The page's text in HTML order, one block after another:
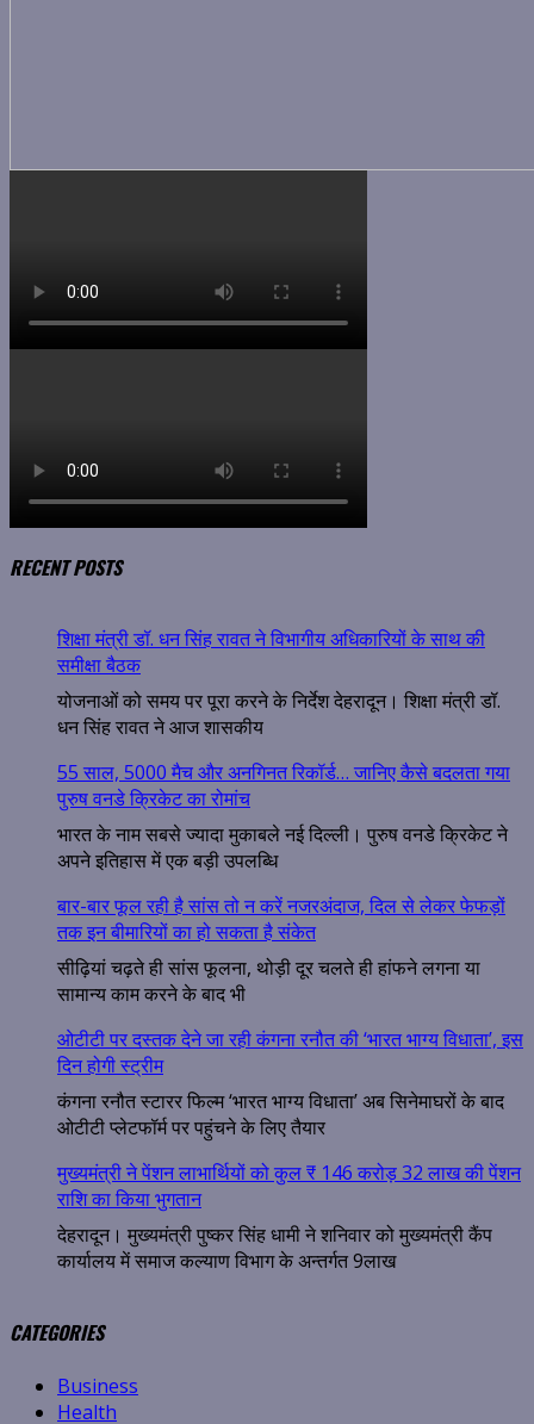
RECENT POSTS
शिक्षा मंत्री डॉ. धन सिंह रावत ने विभागीय अधिकारियों के साथ की
समीक्षा बैठक
योजनाओं को समय पर पूरा करने के निर्देश देहरादून। शिक्षा मंत्री डॉ.
धन सिंह रावत ने आज शासकीय
55 साल, 5000 मैच और अनगिनत रिकॉर्ड… जानिए कैसे बदलता गया
पुरुष वनडे क्रिकेट का रोमांच
भारत के नाम सबसे ज्यादा मुकाबले नई दिल्ली। पुरुष वनडे क्रिकेट ने
अपने इतिहास में एक बड़ी उपलब्धि
बार-बार फूल रही है सांस तो न करें नजरअंदाज, दिल से लेकर फेफड़ों
तक इन बीमारियों का हो सकता है संकेत
सीढ़ियां चढ़ते ही सांस फूलना, थोड़ी दूर चलते ही हांफने लगना या
सामान्य काम करने के बाद भी
ओटीटी पर दस्तक देने जा रही कंगना रनौत की ‘भारत भाग्य विधाता’, इस
दिन होगी स्ट्रीम
कंगना रनौत स्टारर फिल्म ‘भारत भाग्य विधाता’ अब सिनेमाघरों के बाद
ओटीटी प्लेटफॉर्म पर पहुंचने के लिए तैयार
मुख्यमंत्री ने पेंशन लाभार्थियों को कुल ₹ 146 करोड़ 32 लाख की पेंशन
राशि का किया भुगतान
देहरादून। मुख्यमंत्री पुष्कर सिंह धामी ने शनिवार को मुख्यमंत्री कैंप
कार्यालय में समाज कल्याण विभाग के अन्तर्गत 9लाख
CATEGORIES
Business
Health